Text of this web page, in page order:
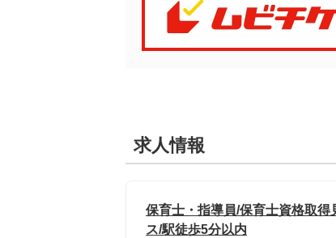
求人情報
保育士・指導員/保育士資格取
ス/駅徒歩5分以内